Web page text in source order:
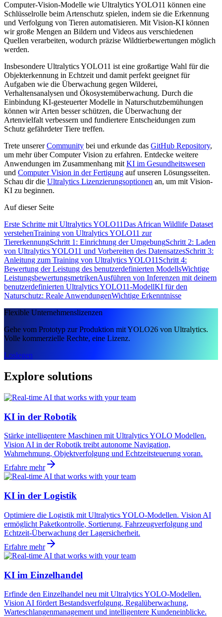
Computer-Vision-Modelle wie Ultralytics YOLO11 können eine
Schlüsselrolle beim Artenschutz spielen, indem sie die Erkennung
und Verfolgung von Tieren automatisieren. Mit Vision-KI können
wir große Mengen an Bildern und Videos aus verschiedenen
Quellen verarbeiten, wodurch präzise Wildtierbewertungen möglich
werden.
Insbesondere Ultralytics YOLO11 ist eine großartige Wahl für die
Objekterkennung in Echtzeit und damit perfekt geeignet für
Aufgaben wie die Überwachung gegen Wilderei,
Verhaltensanalysen und Ökosystemüberwachung. Durch die
Einbindung KI-gesteuerter Modelle in Naturschutzbemühungen
können wir Arten besser schützen, die Überwachung der
Artenvielfalt verbessern und fundiertere Entscheidungen zum
Schutz gefährdeter Tiere treffen.
Trete unsererCommunity bei und erkunde das GitHub Repository,
um mehr über Computer Vision zu erfahren. Entdecke weitere
Anwendungen im Zusammenhang mit KI im Gesundheitswesen
und Computer Vision in der Fertigung auf unseren Lösungsseiten.
Schau dir die Ultralytics Lizenzierungsoptionen an, um mit Vision-
KI zu beginnen.
Auf dieser Seite
Erste Schritte mit Ultralytics YOLO11Das African Wildlife Dataset
verstehenTraining von Ultralytics YOLO11 zur
TiererkennungSchritt 1: Einrichtung der UmgebungSchritt 2: Laden
von Ultralytics YOLO11 und Vorbereiten des DatensatzesSchritt 3:
Anleitung zum Training von Ultralytics YOLO11 Schritt 4:
Bewertung der Leistung des benutzerdefinierten ModellsWichtige
LeistungsbewertungsmetrikenAusführen von Inferenzen mit deinem
benutzerdefinierten Ultralytics YOLO11-ModellKI für den
Naturschutz: Reale AnwendungenWichtige Erkenntnisse
Flexible Unternehmenslizenzen
Gehe vom Prototyp zur Produktion mit YOLO26 von Ultralytics.
Volle kommerzielle Rechte, eine Lizenz.
Loslegen
Explore solutions
KI in der Robotik
Stärke intelligentere Maschinen mit Ultralytics YOLO Modellen.
Vision AI in der Robotik treibt autonome Navigation,
Wahrnehmung, Objektverfolgung und Echtzeitsteuerung voran.
Erfahre mehr
KI in der Logistik
Optimiere die Logistik mit Ultralytics YOLO-Modellen. Vision AI
ermöglicht Paketkontrolle, Sortierung, Fahrzeugverfolgung und
Echtzeit-Überwachung der Lagersicherheit.
Erfahre mehr
KI im Einzelhandel
Erfinde den Einzelhandel neu mit Ultralytics YOLO-Modellen.
Vision AI fördert Bestandsverfolgung, Regalüberwachung,
Warteschlangenmanagement und intelligentere Kundeneinblicke.